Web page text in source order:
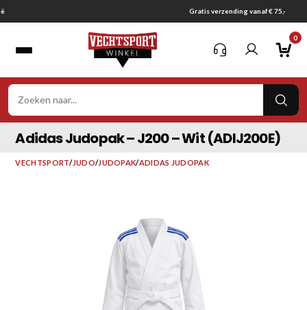
Ga
naar
Gratis verzending vanaf € 75,-
0
Adidas Judopak – J200 – Wit (ADIJ200E)
VECHTSPORT/JUDO/JUDOPAK/ADIDAS JUDOPAK